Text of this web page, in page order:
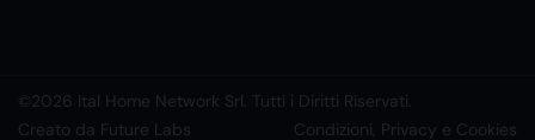
©2026 Ital Home Network Srl. Tutti i Diritti Riservati.
Creato da Future Labs
Condizioni, Privacy e Cookies